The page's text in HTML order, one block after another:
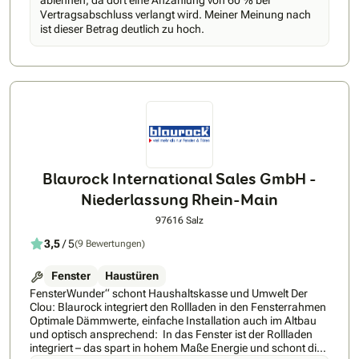
Vertragsabschluss verlangt wird. Meiner Meinung nach
ist dieser Betrag deutlich zu hoch.
Blaurock International Sales GmbH -
Niederlassung Rhein-Main
97616 Salz
3,5/ 5(9 Bewertungen)
Fenster
Haustüren
FensterWunder“ schont Haushaltskasse und Umwelt Der
Clou: Blaurock integriert den Rollladen in den Fensterrahmen
Optimale Dämmwerte, einfache Installation auch im Altbau
und optisch ansprechend: In das Fenster ist der Rollladen
integriert – das spart in hohem Maße Energie und schont die